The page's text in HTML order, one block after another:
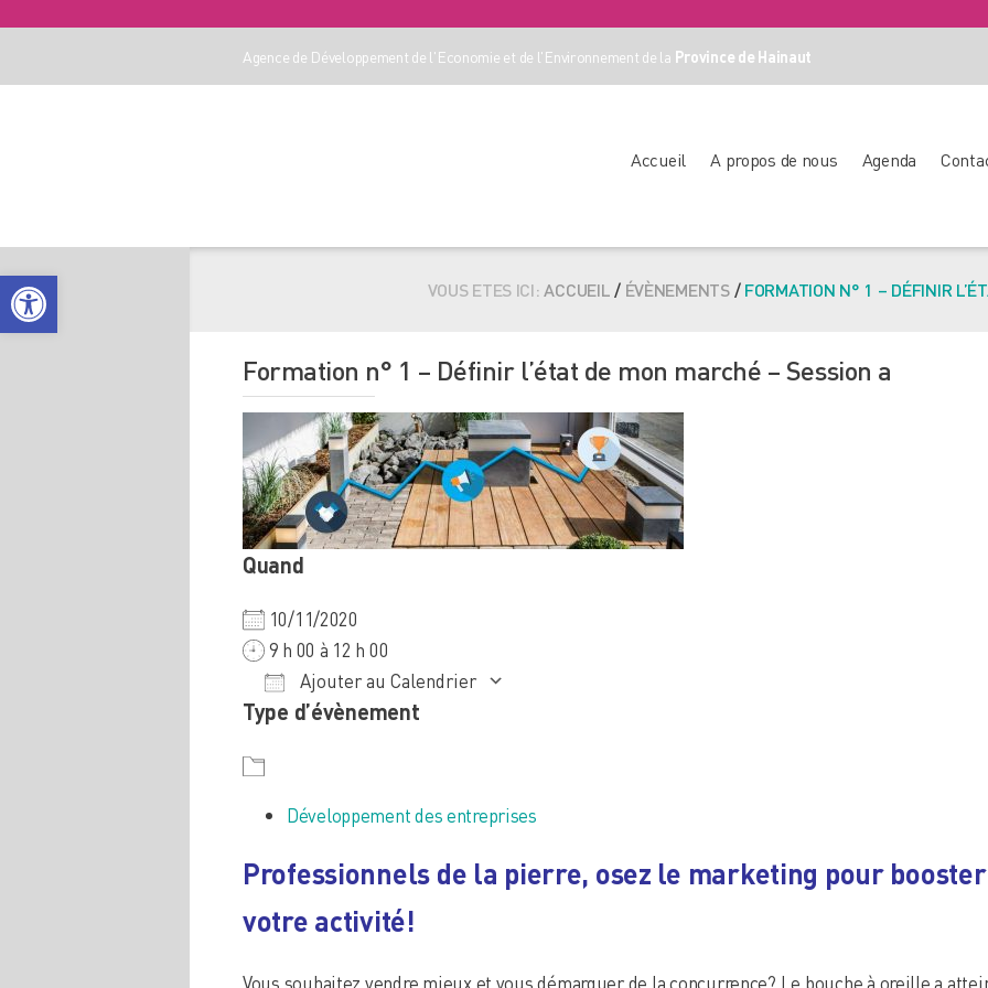
Agence de Développement de l'Economie et de l'Environnement de la Province de Hainaut
Accueil A propos de nous Agenda
VOUS ETES ICI: ACCUEIL/ ÉVÈNEMENTS/FORMATION N° 1 – DÉFINIR
Formation n° 1 – Définir l’état de mon marché – Session a
Quand
10/11/2020
9 h 00 à 12 h 00
Ajouter au Calendrier
Télécharger ICS
Calendrier Google
iCalendar
Type d’évènement
Développement des entreprises
Professionnels de la pierre, osez le marketing pour booster
votre activité!
Vous souhaitez vendre mieux et vous démarquer de la concurrence? Le bouche à oreille a
Ouvrir la barre d’outils